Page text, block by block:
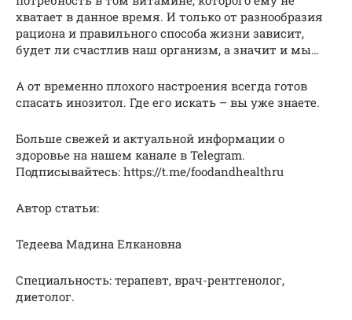
хватает в данное время. И только от разнообразия
рациона и правильного способа жизни зависит,
будет ли счастлив наш организм, а значит и мы…
А от временно плохого настроения всегда готов
спасать инозитол. Где его искать – вы уже знаете.
Больше свежей и актуальной информации о
здоровье на нашем канале в Telegram.
Подписывайтесь: https://t.me/foodandhealthru
Автор статьи:
Тедеева Мадина Елкановна
Специальность: терапевт, врач-рентгенолог,
диетолог.